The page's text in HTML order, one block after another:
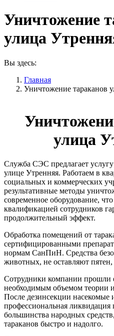
Уничтожение
улица
Вы здесь:
Главная
Уничтожение тараканов
улица
Служба СЭС предлагает
улице Утренняя. Работаем в
социальных и коммерческих
результативные методы
современное оборудование,
квалификацией сотрудников
продолжительный эффект.
Обработка помещений от
сертифицированными
нормам СанПиН. Средства
животных, не оставляют пятен,
Сотрудники компании прошли
необходимым объемом теории
После дезинсекции насекомые
профессиональная ликвидация
большинства народных
тараканов быстро и надолго.